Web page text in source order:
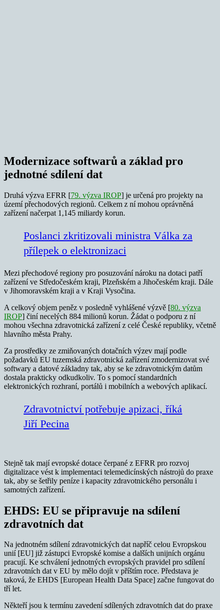
Modernizace softwarů a základ pro
jednotné sdílení dat
Druhá výzva EFRR [79. výzva IROP] je určená pro projekty na
území přechodových regionů. Celkem z ní mohou oprávněná
zařízení načerpat 1,145 miliardy korun.
Poslanci zkritizovali ministra Válka za
přílepek o elektronizaci
Mezi přechodové regiony pro posuzování nároku na dotaci patří
zařízení ve Středočeském kraji, Plzeňském a Jihočeském kraji. Dále
v Jihomoravském kraji a v Kraji Vysočina.
A celkový objem peněz v posledně vyhlášené výzvě [80. výzva
IROP] činí necelých 884 milionů korun. Žádat o podporu z ní
mohou všechna zdravotnická zařízení z celé České republiky, včetně
hlavního města Prahy.
Za prostředky ze zmiňovaných dotačních výzev mají podle
požadavků EU tuzemská zdravotnická zařízení zmodernizovat své
softwary a datové základny tak, aby se ke zdravotnickým datům
dostala prakticky odkudkoliv. To s pomocí standardních
elektronických rozhraní, portálů i mobilních a webových aplikací.
Zdravotnictví potřebuje apizaci, říká
Jiří Pecina
Stejně tak mají evropské dotace čerpané z EFRR pro rozvoj
digitalizace vést k implementaci telemedicínských nástrojů do praxe
tak, aby se šetřily peníze i kapacity zdravotnického personálu i
samotných zařízení.
EHDS: EU se připravuje na sdílení
zdravotních dat
Na jednotném sdílení zdravotnických dat napříč celou Evropskou
unií [EU] již zástupci Evropské komise a dalších unijních orgánu
pracují. Ke schválení jednotných evropských pravidel pro sdílení
zdravotních dat v EU by mělo dojít v příštím roce. Představa je
taková, že EHDS [European Health Data Space] začne fungovat do
tří let.
Někteří jsou k termínu zavedení sdílených zdravotních dat do praxe